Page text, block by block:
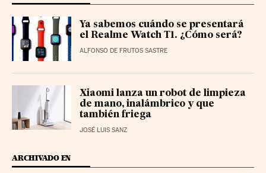
Ya sabemos cuándo se presentará
el Realme Watch T1. ¿Cómo será?
ALFONSO DE FRUTOS SASTRE
Xiaomi lanza un robot de limpieza
de mano, inalámbrico y que
también friega
JOSÉ LUIS SANZ
ARCHIVADO EN